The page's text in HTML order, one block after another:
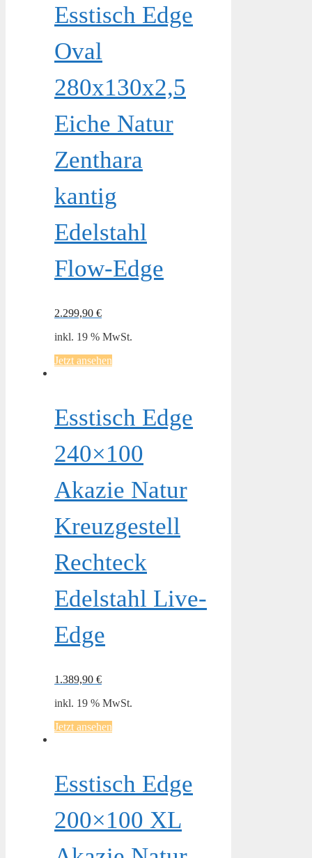
Esstisch Edge
Oval
280x130x2,5
Eiche Natur
Zenthara
kantig
Edelstahl
Flow-Edge
2.299,90 €
inkl. 19 % MwSt.
Jetzt ansehen
Esstisch Edge
240×100
Akazie Natur
Kreuzgestell
Rechteck
Edelstahl Live-
Edge
1.389,90 €
inkl. 19 % MwSt.
Jetzt ansehen
Esstisch Edge
200×100 XL